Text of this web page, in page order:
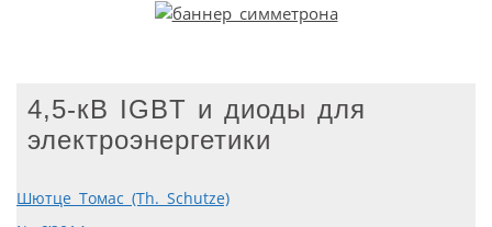
4,5-кВ IGBT и диоды для
электроэнергетики
Шютце Томас (Th. Schutze)